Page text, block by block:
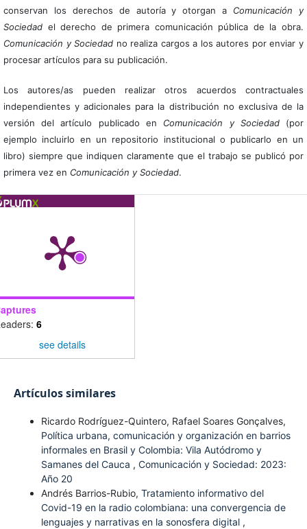
conservan los derechos de autoría y otorgan a Comunicación y
Sociedadel derecho de primera comunicación pública de la obra.
Comunicación y Sociedad no realiza cargos a los autores por enviar y
procesar artículos para su publicación.
Los autores/as pueden realizar otros acuerdos contractuales
independientes y adicionales para la distribución no exclusiva de la
versión del artículo publicado en Comunicación y Sociedad(por
ejemplo incluirlo en un repositorio institucional o publicarlo en un
libro) siempre que indiquen claramente que el trabajo se publicó por
primera vez en Comunicación y Sociedad.
6
see details
Artículos similares
Ricardo Rodríguez-Quintero, Rafael Soares Gonçalves,
Política urbana, comunicación y organización en barrios
informales en Brasil y Colombia: Vila Autódromo y
Samanes del Cauca , Comunicación y Sociedad: 2023:
Año 20
Andrés Barrios-Rubio, Tratamiento informativo del
Covid-19 en la radio colombiana: una convergencia de
lenguajes y narrativas en la sonosfera digital ,